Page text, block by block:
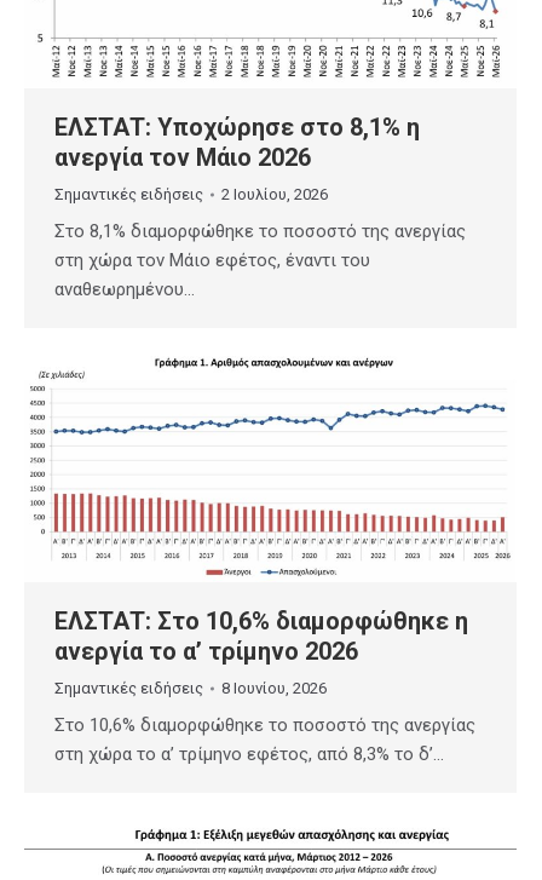
ΕΛΣΤΑΤ: Υποχώρησε στο 8,1% η
ανεργία τον Μάιο 2026
Σημαντικές ειδήσεις 2 Ιουλίου, 2026
Στο 8,1% διαμορφώθηκε το ποσοστό της ανεργίας
στη χώρα τον Μάιο εφέτος, έναντι του
αναθεωρημένου…
ΕΛΣΤΑΤ: Στο 10,6% διαμορφώθηκε η
ανεργία το α’ τρίμηνο 2026
Σημαντικές ειδήσεις 8 Ιουνίου, 2026
Στο 10,6% διαμορφώθηκε το ποσοστό της ανεργίας
στη χώρα το α’ τρίμηνο εφέτος, από 8,3% το δ’…